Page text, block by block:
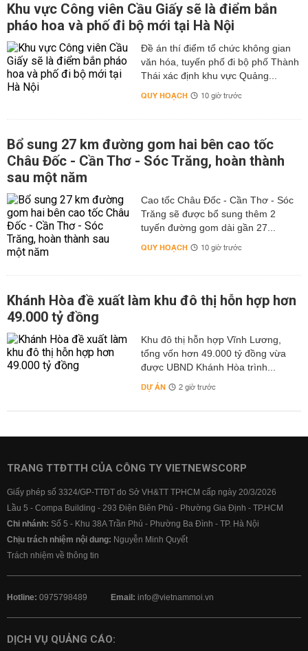
Khu vực Công viên Cầu Giấy sẽ là điểm bắn
pháo hoa và phố đi bộ mới tại Hà Nội
Đề án thí điểm tổ chức không gian
văn hóa, tuyến phố đi bộ phố Thành
Thái xác định khu vực Quảng...
QUY HOẠCH 10 giờ trước
Bổ sung 27 km đường gom hai bên cao tốc
Châu Đốc - Cần Thơ - Sóc Trăng, hoàn thành
sau một năm
Cao tốc Châu Đốc - Cần Thơ - Sóc
Trăng sẽ được bổ sung thêm 2
tuyến đường gom dài gần 27...
QUY HOẠCH 10 giờ trước
Khánh Hòa đề xuất làm khu đô thị hỗn hợp hơn
49.000 tỷ đồng
Khu đô thị hỗn hợp Vĩnh Lương,
tổng vốn hơn 49.000 tỷ đồng vừa
được UBND Khánh Hòa trình...
DỰ ÁN 2 giờ trước
TRANG TTĐTTH CỦA CÔNG TY VIETNEWSCORP
Giấy phép số 3324/GP-TTĐT do Sở VH&TT TPHCM cấp ngày 20/3/2026
Lầu 5 - Compa Building - 293 Điện Biên Phủ - Phường Gia Định - TP.HCM
Chi nhánh: Số 5 - Khu 38A Trần Phú - Phường Ba Đình - TP. Hà Nội
Chịu trách nhiệm nội dung: Nguyễn Minh Quyết
Trách nhiệm về thông tin
Hotline: 0975798489 Email: info@vietnammoi.vn
DỊCH VỤ QUẢNG CÁO: